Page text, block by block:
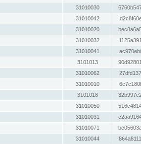
31010030
31010042
31010020
31010032
31010041
3101013
31010062
31010010
3101018
31010050
31010031
31010071
31010044